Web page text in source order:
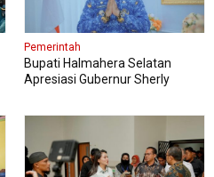
Pemerintah
Bupati Halmahera Selatan
Apresiasi Gubernur Sherly